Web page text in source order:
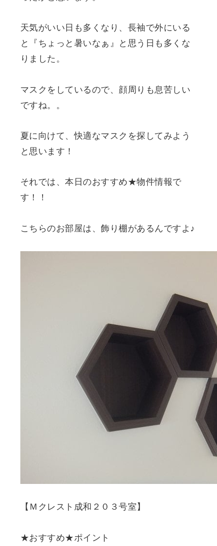
天気がいい日も多くなり、長袖で外にいる
と『ちょっと暑いなぁ』と思う日も多くな
りました。
マスクをしているので、顔周りも息苦しい
ですね。。
夏に向けて、快適なマスクを探してみよう
と思います！
それでは、本日のおすすめ★物件情報で
す！！
こちらのお部屋は、飾り棚があるんですよ♪
【Ｍクレスト成和２０３号室】
★おすすめ★ポイント